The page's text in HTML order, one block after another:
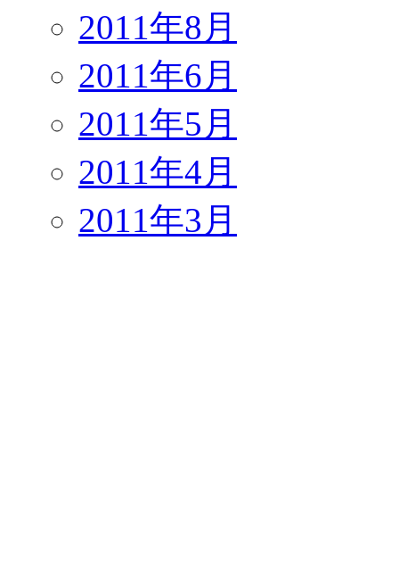
2011年8月
2011年6月
2011年5月
2011年4月
2011年3月